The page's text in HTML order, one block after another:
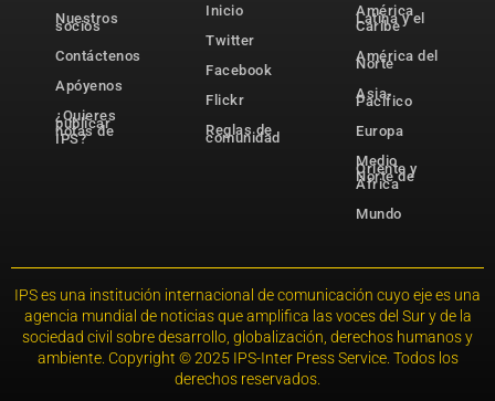
Nuestros
socios
Contáctenos
Apóyenos
¿Quieres
publicar
notas de
IPS?
Inicio
Twitter
Facebook
Flickr
Reglas de
comunidad
América
Latina y el
Caribe
América del
Norte
Asia-
Pacífico
Europa
Medio
Oriente y
Norte de
África
Mundo
IPS es una institución internacional de comunicación cuyo eje es una
agencia mundial de noticias que amplifica las voces del Sur y de la
sociedad civil sobre desarrollo, globalización, derechos humanos y
ambiente. Copyright © 2025 IPS-Inter Press Service. Todos los
derechos reservados.